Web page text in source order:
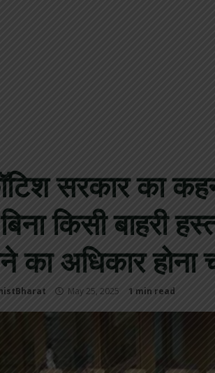
सरकार का
किसी बाहरी
का अधिकार होना
May 25, 2025 1 min read